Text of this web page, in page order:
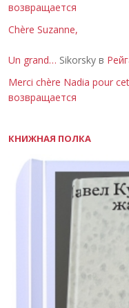
возвращается
Chère Suzanne,
Un grand… Sikorsky в
Merci chère Nadia pour
возвращается
КНИЖНАЯ ПОЛКА